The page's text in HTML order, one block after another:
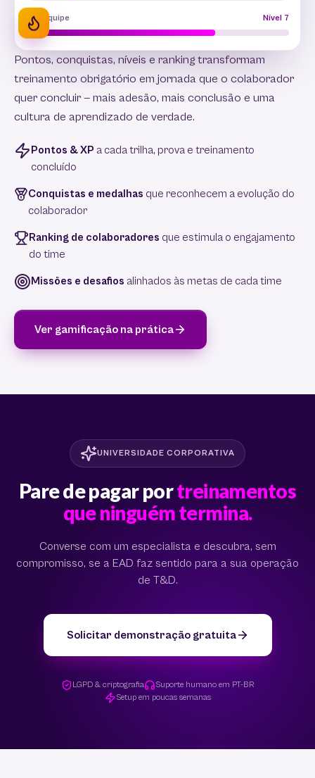
Pontos, conquistas, níveis e ranking transformam
treinamento obrigatório em jornada que o colaborador
quer concluir — mais adesão, mais conclusão e uma
cultura de aprendizado de verdade.
Pontos & XP a cada trilha, prova e treinamento
concluído
Conquistas e medalhas que reconhecem a evolução do
colaborador
Ranking de colaboradores que estimula o engajamento
do time
Missões e desafios alinhados às metas de cada time
Ver gamificação na prática
Sua equipe Nível 7
UNIVERSIDADE CORPORATIVA
Pare de pagar portreinamentos
que ninguém termina.
Converse com um especialista e descubra, sem
compromisso, se a EAD faz sentido para a sua operação
de T&D.
Solicitar demonstração gratuita
LGPD & criptografia
Suporte humano em PT-BR
Setup em poucas semanas